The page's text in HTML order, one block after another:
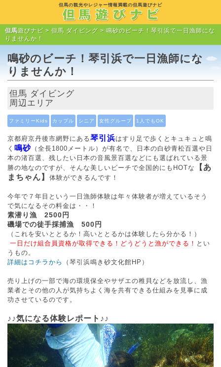
但馬の観光やレジャー情報満載の但馬遊びナビ
但馬遊びナビ > 但馬 ダイビング > 鳴砂のビーチ！琴引浜で一日漁師にな
りませんか！
鳴砂のビーチ！琴引浜で一日漁師にな
りませんか！
但馬 ダイビング
周辺エリア
ファミリーKids カップル シニア 女性グループ 1人でもOK
京都府京丹後市網野にある琴引浜はすり足で歩くとキュキュと鳴
く 鳴砂 （全長1800メートル）が有名で、日本の白砂青松百選や日
本の渚百選、残したい日本の音風景百選などにも選ばれている景
勝の地なのですが、そんな美しいビーチで全国的にもHOTな
【あ
まちゃん】 体験ができるんです！
今年で７年目という一日漁師体験は年々体験者が増えているそう
で気になるその料金は・・！
素潜り漁 2500円
磯場での徒手採捕漁 500円
（これを安いととるか！高いととるかは体験したら分かる！）
一日だけ組合員資格が取得できる！どうどうと漁ができる！ とい
うもの。
詳細はコチラから
（琴引浜鳴き砂文化館HP）
売り上げの一部で海の環境保全やサザエの稚貝などを放流し、漁
業者とその他の人が気持ちよく海を共有できる仕組みを見事に成
功させているのです。
♪♪気になる体験レポート♪♪